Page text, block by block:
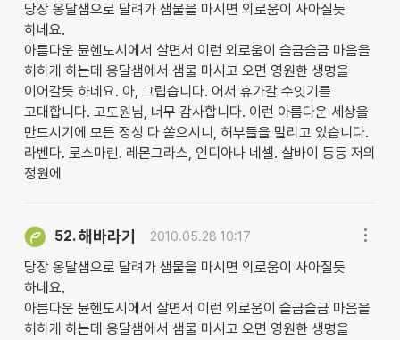
당장 옹달샘으로 달려가 샘물을 마시면 외로움이 사아질듯
하네요.
아름다운 뮨헨도시에서 살면서 이런 외로움이 슬금슬금 마음을
허하게 하는데 옹달샘에서 샘물 마시고 오면 영원한 생명을
이어갈듯 하네요. 아, 그립습니다. 어서 휴가갈 수잇기를
고대합니다. 고도원님, 너무 감사합니다. 이런 아름다운 세상을
만드시기에 모든 정성 다 쏟으시니, 허부들을 말리고 있습니다.
라벤다. 로스마린. 레몬그라스, 인디아나 네셀. 살바이 등등 저의
정원에
52.해바라기 2010.05.28 10:17
당장 옹달샘으로 달려가 샘물을 마시면 외로움이 사아질듯
하네요.
아름다운 뮨헨도시에서 살면서 이런 외로움이 슬금슬금 마음을
허하게 하는데 옹달샘에서 샘물 마시고 오면 영원한 생명을